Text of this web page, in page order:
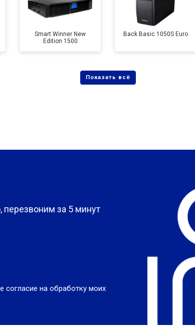
Smart Winner New
Edition 1500
Back Basic 1050S Euro
перезвоним за 5 минут
согласие на обработку моих